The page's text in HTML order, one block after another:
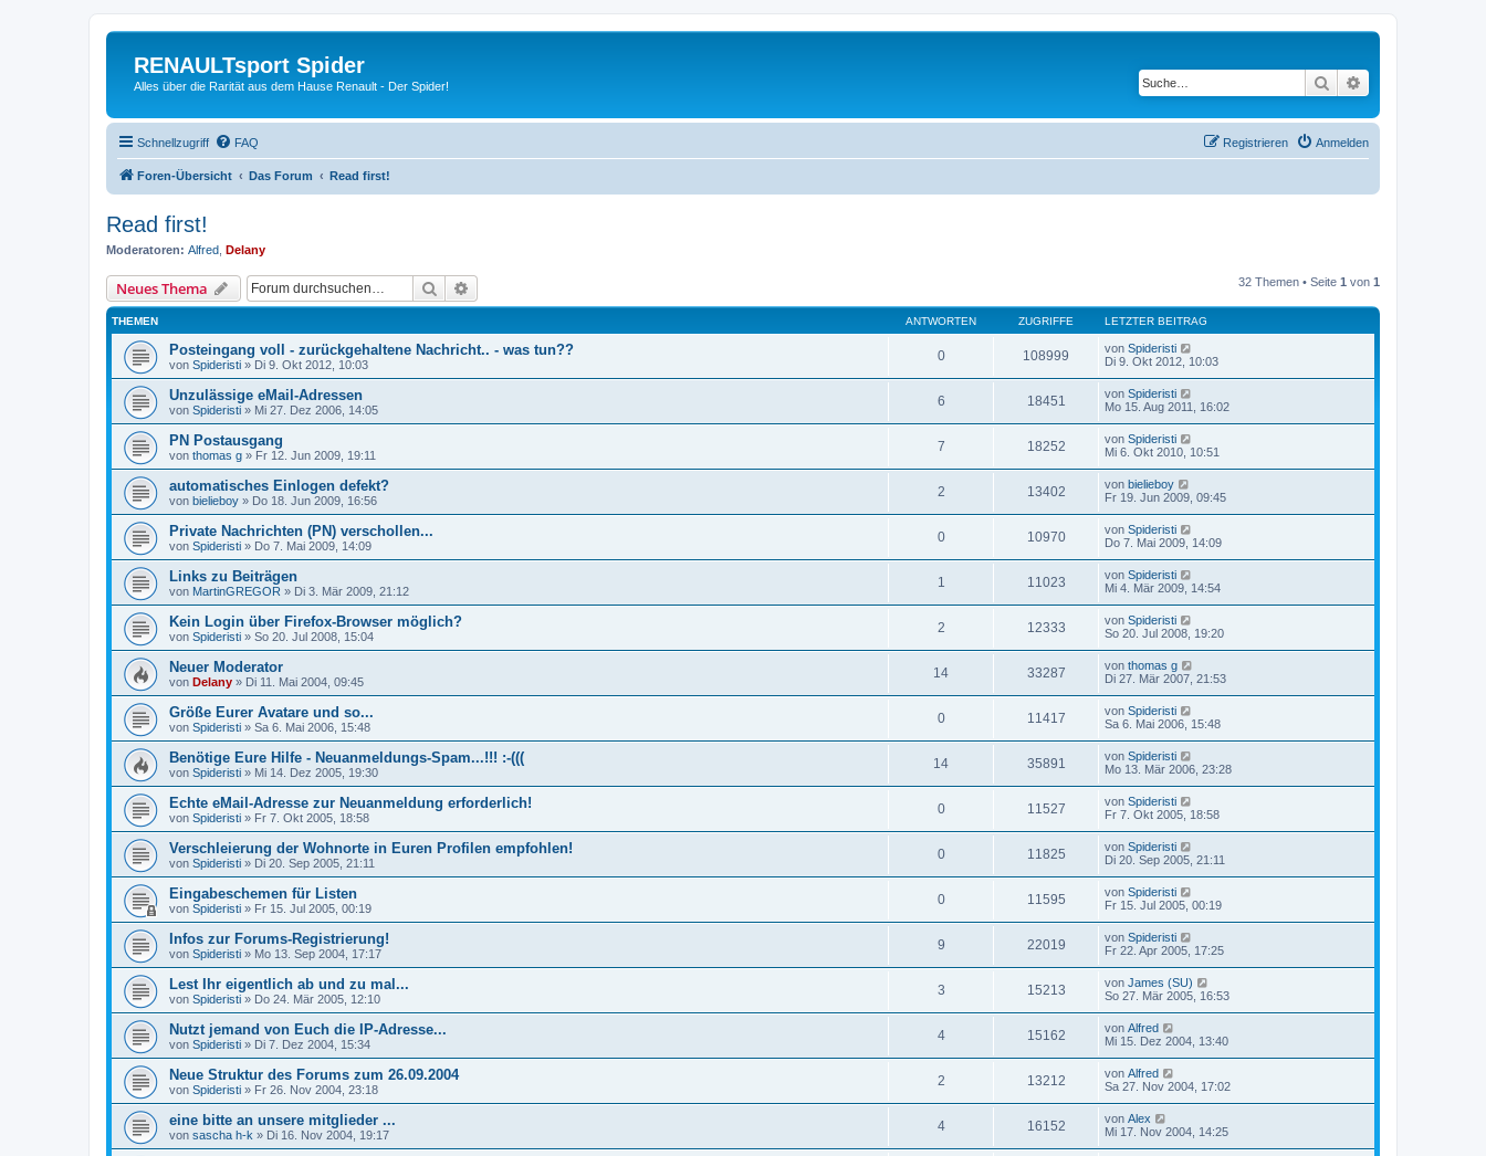
RENAULTsport Spider
Alles über die Rarität aus dem Hause Renault - Der Spider! Suche
Schnellzugriff FAQ Anmelden
Registrieren
Foren-Übersicht Das Forum Read first!
Read first!
Moderatoren: Alfred Delany
Neues Thema Suche 32 Themen • Seite 1 von 1
THEMEN ANTWORTEN ZUGRIFFE LETZTER BEITRAG
Posteingang voll - zurückgehaltene Nachricht.. - was tun??
von Spideristi » Di 9. Okt 2012, 10:03
0 108999 von Spideristi
Di 9. Okt 2012, 10:03
Unzulässige eMail-Adressen
von Spideristi » Mi 27. Dez 2006, 14:05
6 18451 von Spideristi
Mo 15. Aug 2011, 16:02
PN Postausgang
von thomas g » Fr 12. Jun 2009, 19:11
7 18252 von Spideristi
Mi 6. Okt 2010, 10:51
automatisches Einlogen defekt?
von bielieboy » Do 18. Jun 2009, 16:56
2 13402 von bielieboy
Fr 19. Jun 2009, 09:45
Private Nachrichten (PN) verschollen...
von Spideristi » Do 7. Mai 2009, 14:09
0 10970 von Spideristi
Do 7. Mai 2009, 14:09
Links zu Beiträgen
von MartinGREGOR » Di 3. Mär 2009, 21:12
1 11023 von Spideristi
Mi 4. Mär 2009, 14:54
Kein Login über Firefox-Browser möglich?
von Spideristi » So 20. Jul 2008, 15:04
2 12333 von Spideristi
So 20. Jul 2008, 19:20
Neuer Moderator
von Delany » Di 11. Mai 2004, 09:45
14 33287 von thomas g
Di 27. Mär 2007, 21:53
Größe Eurer Avatare und so...
von Spideristi » Sa 6. Mai 2006, 15:48
0 11417 von Spideristi
Sa 6. Mai 2006, 15:48
Benötige Eure Hilfe - Neuanmeldungs-Spam...!!! :-(((
von Spideristi » Mi 14. Dez 2005, 19:30
14 35891 von Spideristi
Mo 13. Mär 2006, 23:28
Echte eMail-Adresse zur Neuanmeldung erforderlich!
von Spideristi » Fr 7. Okt 2005, 18:58
0 11527 von Spideristi
Fr 7. Okt 2005, 18:58
Verschleierung der Wohnorte in Euren Profilen empfohlen!
von Spideristi » Di 20. Sep 2005, 21:11
0 11825 von Spideristi
Di 20. Sep 2005, 21:11
Eingabeschemen für Listen
von Spideristi » Fr 15. Jul 2005, 00:19
0 11595 von Spideristi
Fr 15. Jul 2005, 00:19
Infos zur Forums-Registrierung!
von Spideristi » Mo 13. Sep 2004, 17:17
9 22019 von Spideristi
Fr 22. Apr 2005, 17:25
Lest Ihr eigentlich ab und zu mal...
von Spideristi » Do 24. Mär 2005, 12:10
3 15213 von James (SU)
So 27. Mär 2005, 16:53
Nutzt jemand von Euch die IP-Adresse...
von Spideristi » Di 7. Dez 2004, 15:34
4 15162 von Alfred
Mi 15. Dez 2004, 13:40
Neue Struktur des Forums zum 26.09.2004
von Spideristi » Fr 26. Nov 2004, 23:18
2 13212 von Alfred
Sa 27. Nov 2004, 17:02
eine bitte an unsere mitglieder ...
von sascha h-k » Di 16. Nov 2004, 19:17
4 16152 von Alex
Mi 17. Nov 2004, 14:25